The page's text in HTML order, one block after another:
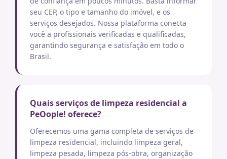
seu CEP, o tipo e tamanho do imóvel, e os
serviços desejados. Nossa plataforma conecta
você a profissionais verificadas e qualificadas,
garantindo segurança e satisfação em todo o
Brasil.
Quais serviços de limpeza residencial a
PeOople! oferece?
Oferecemos uma gama completa de serviços de
limpeza residencial, incluindo limpeza geral,
limpeza pesada, limpeza pós-obra, organização